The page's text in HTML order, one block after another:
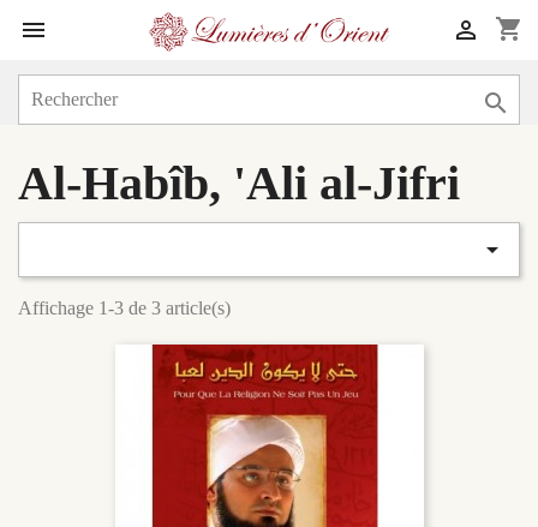
 shopping_cart


Al-Habîb, 'Ali al-Jifri

Affichage 1-3 de 3 article(s)